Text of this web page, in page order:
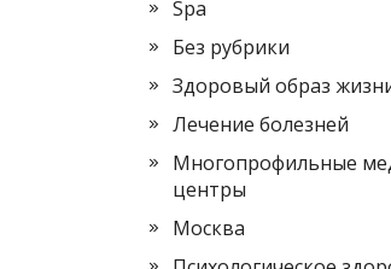
Spa
Без рубрики
Здоровый образ
Лечение болезней
Многопрофильные
центры
Москва